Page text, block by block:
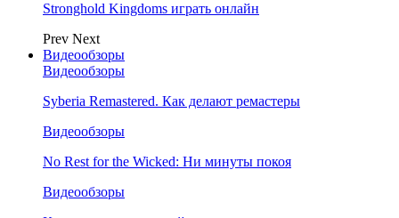
Stronghold Kingdoms играть онлайн
Prev Next
Видеообзоры
Видеообзоры
Syberia Remastered. Как делают ремастеры
Видеообзоры
No Rest for the Wicked: Ни минуты покоя
Видеообзоры